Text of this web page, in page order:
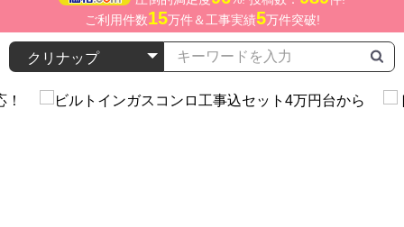
ご利用件数15万件＆工事実績5万件突破!